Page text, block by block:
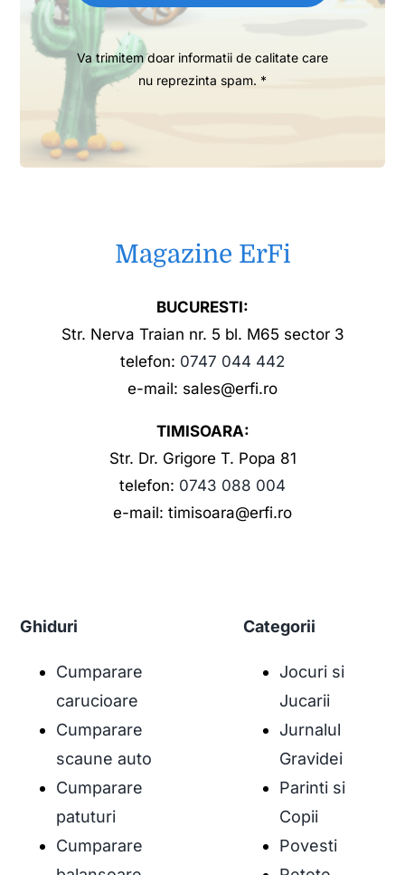
Va trimitem doar informatii de calitate care
nu reprezinta spam. *
Magazine ErFi
BUCURESTI:
Str. Nerva Traian nr. 5 bl. M65 sector 3
telefon: 0747 044 442
e-mail: sales@erfi.ro
TIMISOARA:
Str. Dr. Grigore T. Popa 81
telefon: 0743 088 004
e-mail: timisoara@erfi.ro
Ghiduri
Cumparare
carucioare
Cumparare
scaune auto
Cumparare
patuturi
Cumparare
Categorii
Jocuri si
Jucarii
Jurnalul
Gravidei
Parinti si
Copii
Povesti